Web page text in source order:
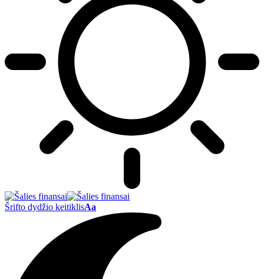
Šrifto dydžio keitiklisAa